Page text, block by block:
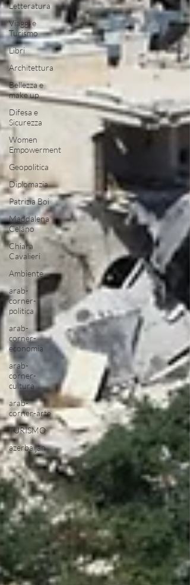
Letteratura
Viaggi e
Turismo
Libri
Architettura
Bellezza e
make up
Difesa e
Sicurezza
Women
Empowerment
Geopolitica
Diplomazia
Patrizia Boi
Maddalena
Celano
Chiara
Cavalieri
Ambiente
arab-
corner-
politica
arab-
corner-
economia
arab-
corner-
cultura
arab-
corner-arte
TURISMO
azerbaijan